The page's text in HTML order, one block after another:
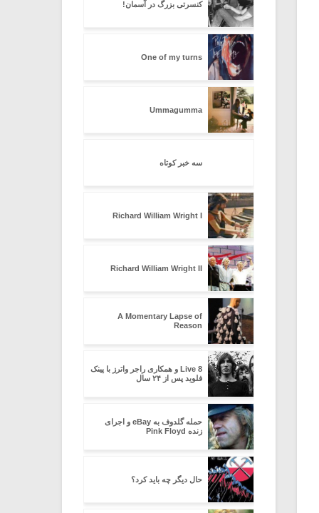
کنسرتی بزرگ در آسمان!
One of my turns
Ummagumma
سه خبر کوتاه
Richard William Wright I
Richard William Wright II
A Momentary Lapse of
Reason
Live 8 و همکاری راجر واترز با پینک
فلوید پس از ۲۴ سال
حمله گلدوف به eBay و اجرای
زنده Pink Floyd
حال دیگر چه باید کرد؟